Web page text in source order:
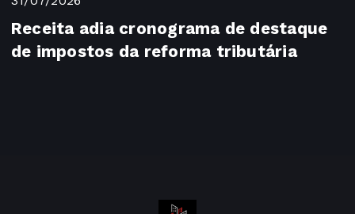
Receita adia cronograma de destaque
de impostos da reforma tributária